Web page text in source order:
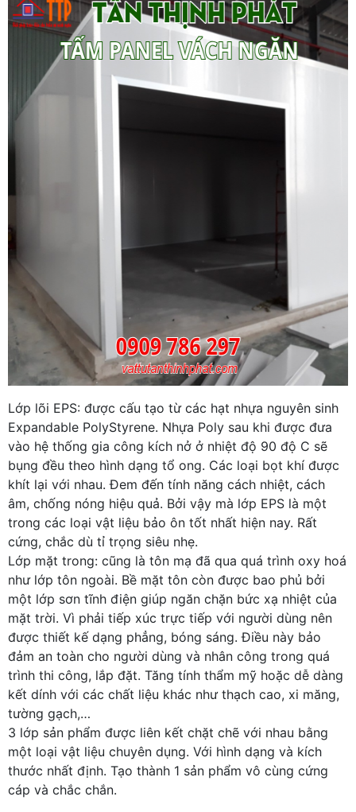
Lớp lõi EPS: được cấu tạo từ các hạt nhựa nguyên sinh
Expandable PolyStyrene. Nhựa Poly sau khi được đưa
vào hệ thống gia công kích nở ở nhiệt độ 90 độ C sẽ
bụng đều theo hình dạng tổ ong. Các loại bọt khí được
khít lại với nhau. Đem đến tính năng cách nhiệt, cách
âm, chống nóng hiệu quả. Bởi vậy mà lớp EPS là một
trong các loại vật liệu bảo ôn tốt nhất hiện nay. Rất
cứng, chắc dù tỉ trọng siêu nhẹ.
Lớp mặt trong: cũng là tôn mạ đã qua quá trình oxy hoá
như lớp tôn ngoài. Bề mặt tôn còn được bao phủ bởi
một lớp sơn tĩnh điện giúp ngăn chặn bức xạ nhiệt của
mặt trời. Vì phải tiếp xúc trực tiếp với người dùng nên
được thiết kế dạng phẳng, bóng sáng. Điều này bảo
đảm an toàn cho người dùng và nhân công trong quá
trình thi công, lắp đặt. Tăng tính thẩm mỹ hoặc dễ dàng
kết dính với các chất liệu khác như thạch cao, xi măng,
tường gạch,…
3 lớp sản phẩm được liên kết chặt chẽ với nhau bằng
một loại vật liệu chuyên dụng. Với hình dạng và kích
thước nhất định. Tạo thành 1 sản phẩm vô cùng cứng
cáp và chắc chắn.